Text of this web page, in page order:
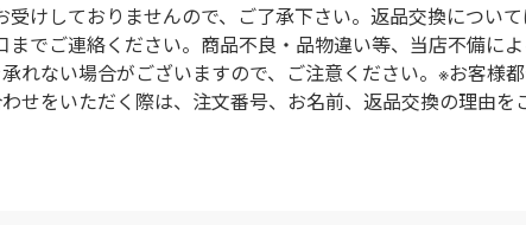
受けしておりませんので、ご了承下さい。返品交換につい
でご連絡ください。商品不良・品物違い等、当店不備に
れない場合がございますので、ご注意ください。※お客様
せをいただく際は、注文番号、お名前、返品交換の理由を